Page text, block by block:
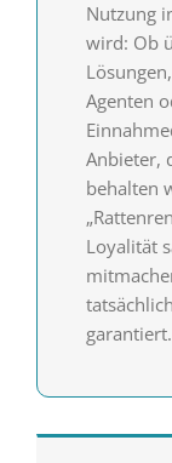
Nutzung
wird: Ob
Agenten
Anbieter,
behalten
Loyalität
garantiert.